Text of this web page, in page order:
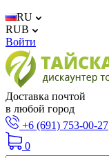
RU
RUB
Войти
Доставка почтой
в любой город
+6 (691) 753-00-27
0